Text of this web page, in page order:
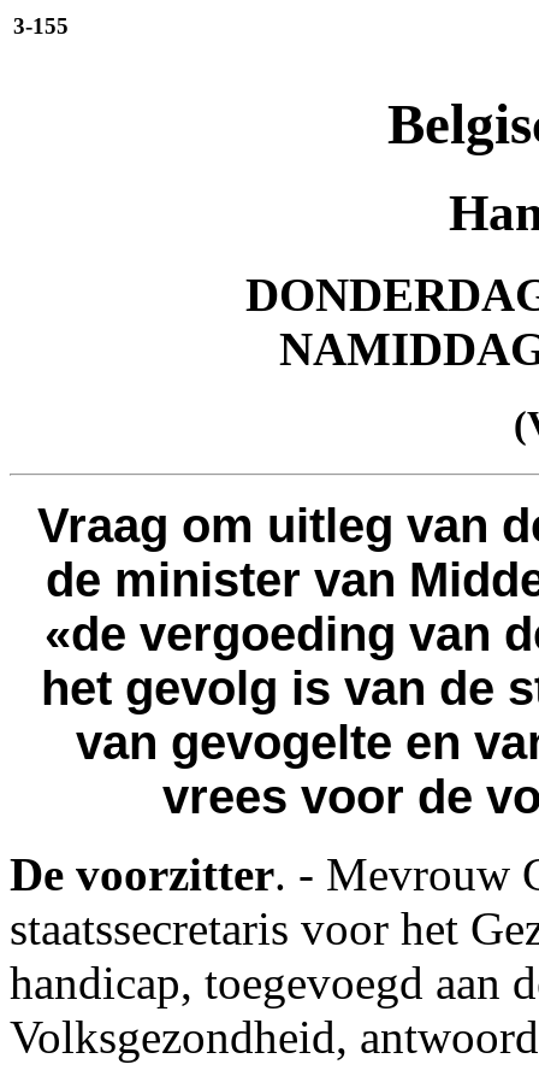
3-155
Vraag om uitleg van
de minister van
«de vergoeding van
het gevolg is van de
van gevogelte en
vrees voor de
De voorzitter. - Mevrouw
staatssecretaris voor het
handicap, toegevoegd aan
Volksgezondheid,